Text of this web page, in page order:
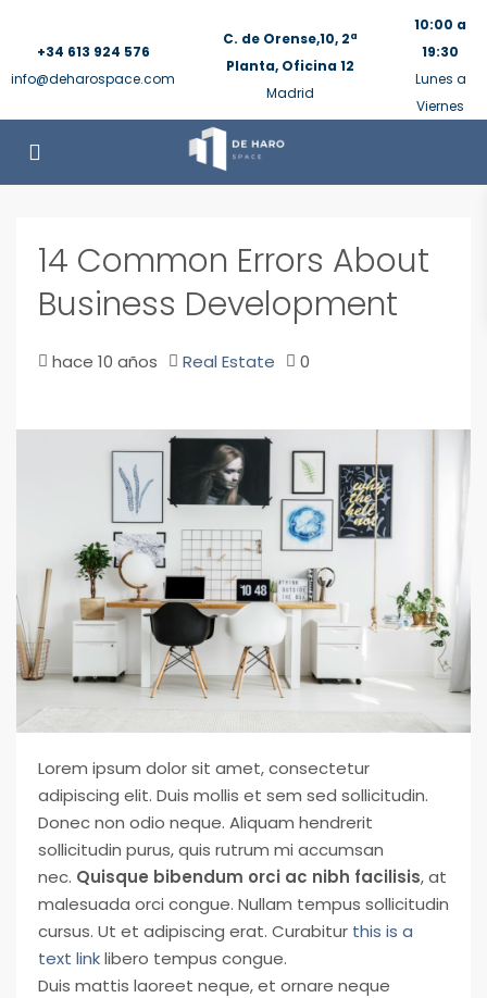
+34 613 924 576
info@deharospace.com
C. de Orense,10, 2ª
Planta, Oficina 12
Madrid
10:00 a
19:30
Lunes a
Viernes
14 Common Errors About
Business Development
hace 10 años Real Estate 0
Lorem ipsum dolor sit amet, consectetur
adipiscing elit. Duis mollis et sem sed sollicitudin.
Donec non odio neque. Aliquam hendrerit
sollicitudin purus, quis rutrum mi accumsan
nec. Quisque bibendum orci ac nibh facilisis, at
malesuada orci congue. Nullam tempus sollicitudin
cursus. Ut et adipiscing erat. Curabitur this is a
text linklibero tempus congue.
Duis mattis laoreet neque, et ornare neque